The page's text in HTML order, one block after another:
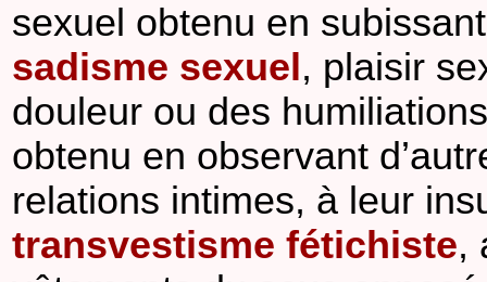
sexuel obtenu en
sadisme sexuel , plaisir
douleur ou des
obtenu en observant
relations intimes, à leur
transvestisme fétichiste,